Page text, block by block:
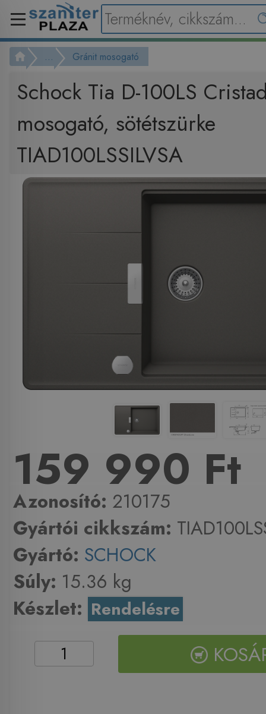
... Gránit mosogató
Schock Tia D-100LS
mosogató, sötétszürke
TIAD100LSSILVSA
159 990 Ft
Azonosító: 210175
Gyártói cikkszám:
Gyártó: SCHOCK
Súly: 15.36 kg
Készlet: Rendelésre